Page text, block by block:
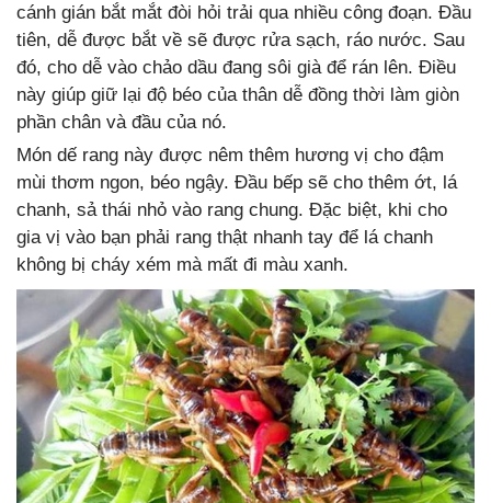
cánh gián bắt mắt đòi hỏi trải qua nhiều công đoạn. Đầu
tiên, dễ được bắt về sẽ được rửa sạch, ráo nước. Sau
đó, cho dễ vào chảo dầu đang sôi già để rán lên. Điều
này giúp giữ lại độ béo của thân dễ đồng thời làm giòn
phần chân và đầu của nó.
Món dế rang này được nêm thêm hương vị cho đậm
mùi thơm ngon, béo ngậy. Đầu bếp sẽ cho thêm ớt, lá
chanh, sả thái nhỏ vào rang chung. Đặc biệt, khi cho
gia vị vào bạn phải rang thật nhanh tay để lá chanh
không bị cháy xém mà mất đi màu xanh.